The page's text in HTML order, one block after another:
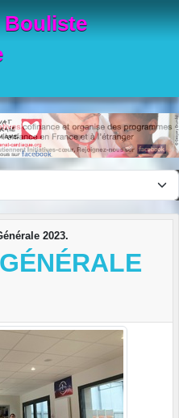
Bouliste
2023.